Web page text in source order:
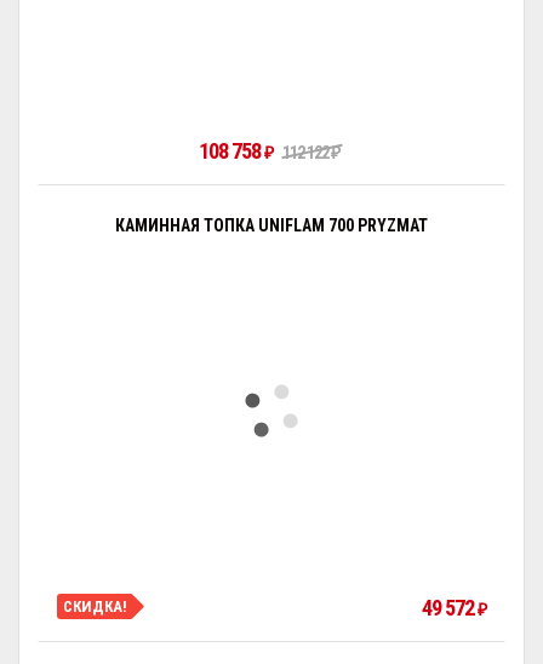
108 758₽ 112 122₽
КАМИННАЯ ТОПКА UNIFLAM 700 PRYZMAT
СКИДКА! 49 572₽